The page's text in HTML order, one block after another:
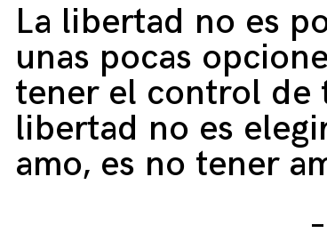
La libertad no es
unas pocas
tener el control de
libertad no es
amo, es no tener